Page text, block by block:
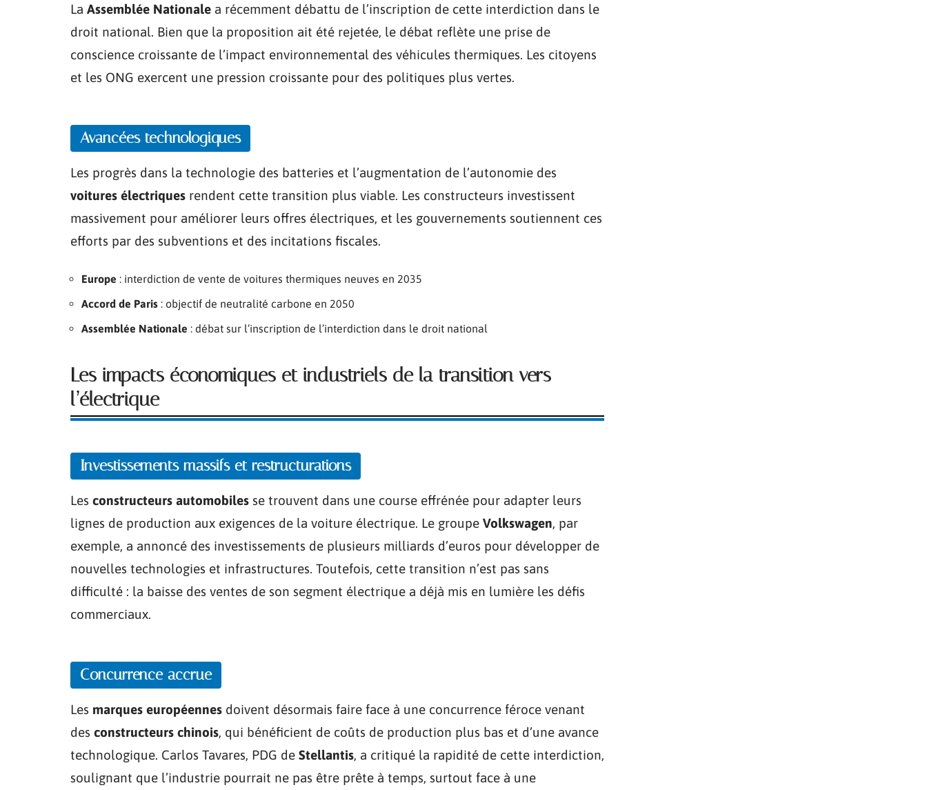
La Assemblée Nationale a récemment débattu de l’inscription de cette interdiction dans le
droit national. Bien que la proposition ait été rejetée, le débat reflète une prise de
conscience croissante de l’impact environnemental des véhicules thermiques. Les citoyens
et les ONG exercent une pression croissante pour des politiques plus vertes.
Avancées technologiques
Les progrès dans la technologie des batteries et l’augmentation de l’autonomie des
voitures électriques rendent cette transition plus viable. Les constructeurs investissent
massivement pour améliorer leurs offres électriques, et les gouvernements soutiennent ces
efforts par des subventions et des incitations fiscales.
Europe : interdiction de vente de voitures thermiques neuves en 2035
Accord de Paris : objectif de neutralité carbone en 2050
Assemblée Nationale : débat sur l’inscription de l’interdiction dans le droit national
Les impacts économiques et industriels de la transition vers
l’électrique
Investissements massifs et restructurations
Les constructeurs automobiles se trouvent dans une course effrénée pour adapter leurs
lignes de production aux exigences de la voiture électrique. Le groupe Volkswagen, par
exemple, a annoncé des investissements de plusieurs milliards d’euros pour développer de
nouvelles technologies et infrastructures. Toutefois, cette transition n’est pas sans
difficulté : la baisse des ventes de son segment électrique a déjà mis en lumière les défis
commerciaux.
Concurrence accrue
Les marques européennes doivent désormais faire face à une concurrence féroce venant
des constructeurs chinois, qui bénéficient de coûts de production plus bas et d’une avance
technologique. Carlos Tavares, PDG de Stellantis, a critiqué la rapidité de cette interdiction,
soulignant que l’industrie pourrait ne pas être prête à temps, surtout face à une